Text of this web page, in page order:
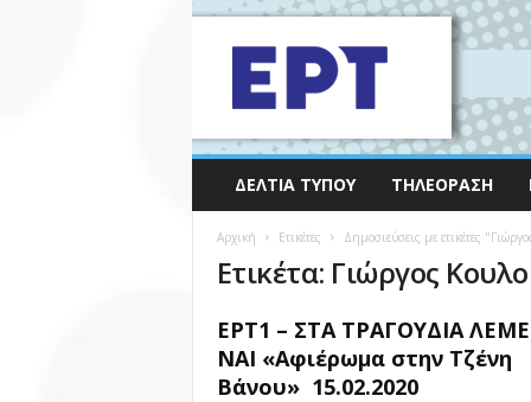
ΔΕΛΤΊΑ ΤΎΠΟΥ ΤΗΛΕΌΡΑΣΗ
Αρχική Ετικέτες Δημοσιεύσεις με ετικέτες
Ετικέτα: Γιώργος
ΕΡΤ1 – ΣΤΑ ΤΡΑΓΟΥΔΙΑ ΛΕΜΕ
ΝΑΙ «Αφιέρωμα στην Τζένη
Βάνου» 15.02.2020